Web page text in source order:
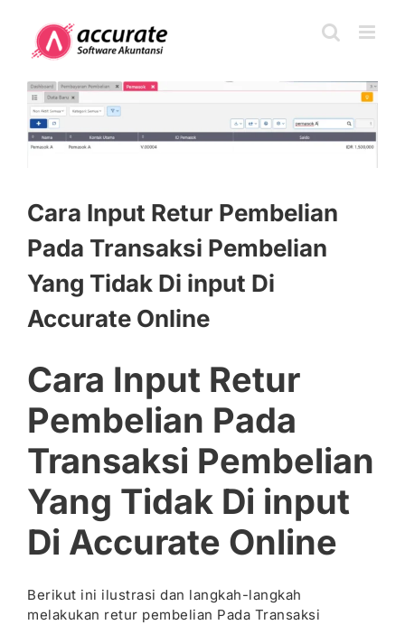
content
View
Larger
Image
Cara Input Retur Pembelian
Pada Transaksi Pembelian
Yang Tidak Di input Di
Accurate Online
Cara Input Retur
Pembelian Pada
Transaksi Pembelian
Yang Tidak Di input
Di Accurate Online
Berikut ini ilustrasi dan langkah-langkah
melakukan retur pembelian Pada Transaksi